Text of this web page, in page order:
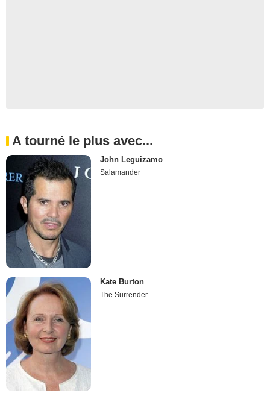
A tourné le plus avec...
John Leguizamo
Salamander
Kate Burton
The Surrender